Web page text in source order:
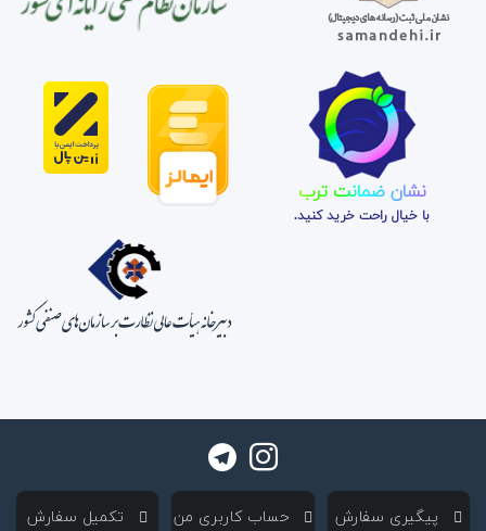
نشان ضمانت ترب
با خیال راحت خرید کنید.
‌ پیگیری سفارش ‌ حساب کاربری من ‌ تکمیل سفارش